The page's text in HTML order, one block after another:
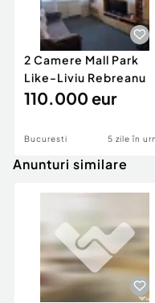
2 Camere Mall Park
Like-Liviu Rebreanu
110.000 eur
Bucuresti 5 zile în
Anunturi similare